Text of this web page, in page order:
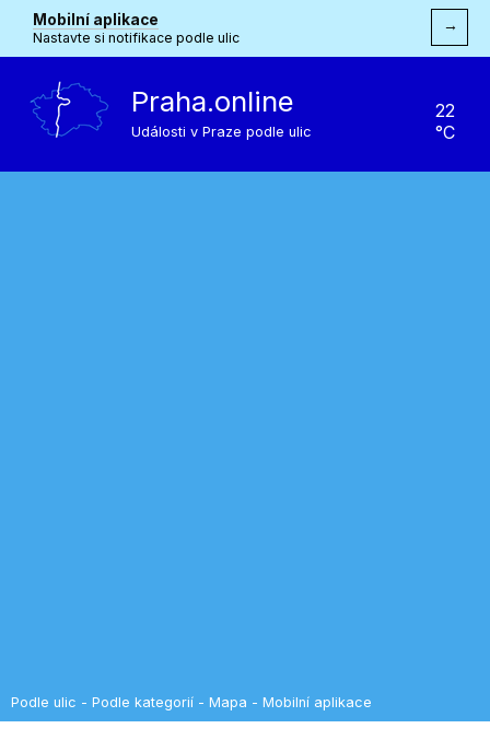
Mobilní aplikace
Nastavte si notifikace podle ulic
→
Praha.online
Události v Praze podle ulic
22
°C
Podle ulic - Podle kategorií - Mapa - Mobilní aplikace